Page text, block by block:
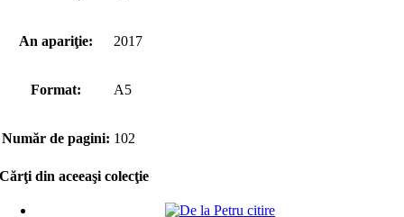
An apariţie: 2017
Format: A5
Număr de pagini: 102
Cărţi din aceeaşi colecţie